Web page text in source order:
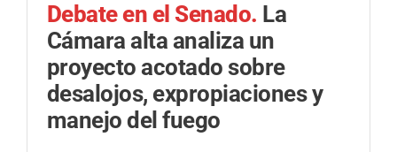
Debate en el Senado. La
Cámara alta analiza un
proyecto acotado sobre
desalojos, expropiaciones y
manejo del fuego